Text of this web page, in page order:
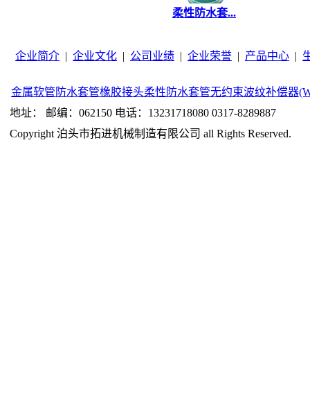
柔性防水套...
企业简介 | 企业文化 | 公司业绩 | 企业荣誉 | 产品中心 |
金属软管 防水套管橡胶接头柔性防水套管无约束波纹补偿器
地址： 邮编：062150 电话：13231718080 0317-8289887
Copyright 泊头市拓进机械制造有限公司 all Rights Reserved.